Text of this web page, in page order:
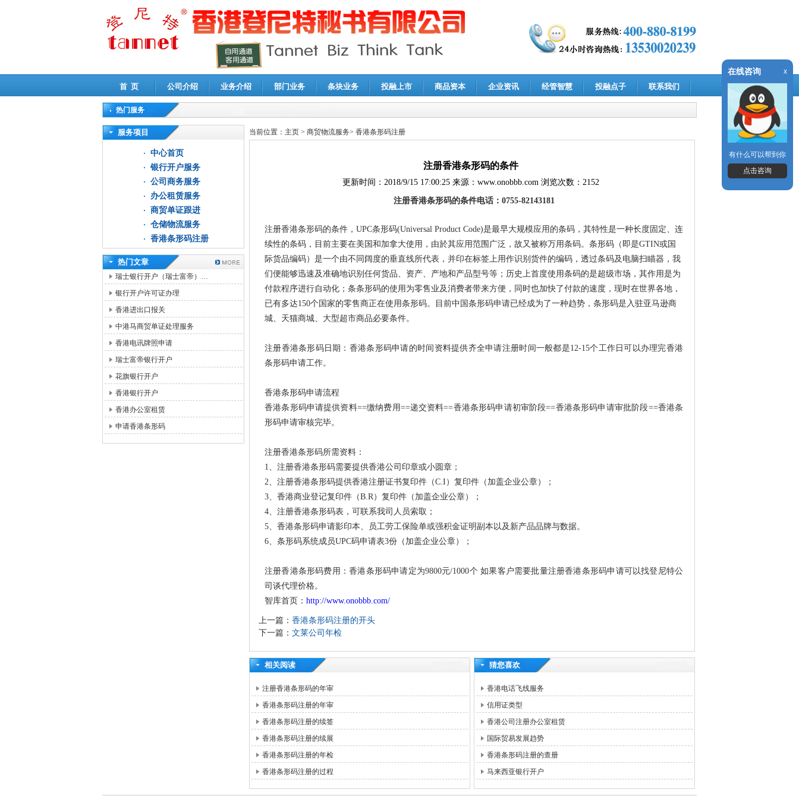
首 页 公司介绍 业务介绍 部门业务 条块业务 投融上市 商品资本 企业资讯 经管智慧 投融点子 联系我们
热门服务
高新技术企业认定审计|企业所得税汇算清缴申报鉴证
服务项目
中心首页
银行开户服务
公司商务服务
办公租赁服务
商贸单证跟进
仓储物流服务
香港条形码注册
热门文章
瑞士银行开户（瑞士富帝）…
银行开户许可证办理
香港进出口报关
中港马商贸单证处理服务
香港电讯牌照申请
瑞士富帝银行开户
花旗银行开户
香港银行开户
香港办公室租赁
申请香港条形码
当前位置： 主页 > 商贸物流服务> 香港条形码注册
注册香港条形码的条件
更新时间： 2018/9/15 17:00:25来源： www.onobbb.com浏览次数：2152
注册香港条形码的条件电话： 0755-82143181
注册香港条形码的条件，UPC条形码(Universal Product Code)是最早大规模应用的条码，其特性是一种长度固定、连
续性的条码，目前主要在美国和加拿大使用，由於其应用范围广泛，故又被称万用条码。条形码（即是GTIN或国
际货品编码）是一个由不同阔度的垂直线所代表，并印在标签上用作识别货件的编码，透过条码及电脑扫瞄器，我
们便能够迅速及准确地识别任何货品、资产、产地和产品型号等；历史上首度使用条码的是超级市场，其作用是为
付款程序进行自动化；条条形码的使用为零售业及消费者带来方便，同时也加快了付款的速度，现时在世界各地，
已有多达150个国家的零售商正在使用条形码。目前中国条形码申请已经成为了一种趋势，条形码是入驻亚马逊商
城、天猫商城、大型超市商品必要条件。
注册香港条形码日期：香港条形码申请的时间资料提供齐全申请注册时间一般都是12-15个工作日可以办理完香港
条形码申请工作。
香港条形码申请流程
香港条形码申请提供资料==缴纳费用==递交资料==香港条形码申请初审阶段==香港条形码申请审批阶段==香港条
形码申请审核完毕。
注册香港条形码所需资料：
1、注册香港条形码需要提供香港公司印章或小圆章；
2、注册香港条形码提供香港注册证书复印件（C.I）复印件（加盖企业公章）；
3、香港商业登记复印件（B.R）复印件（加盖企业公章）；
4、注册香港条形码表，可联系我司人员索取；
5、 香港条形码申请影印本、员工劳工保险单或强积金证明副本以及新产品品牌与数据。
6、 条形码系统成员UPC码申请表3份（加盖企业公章）；
注册香港条形码费用：香港条形码申请定为9800元/1000个 如果客户需要批量注册香港条形码申请可以找登尼特公
司谈代理价格。
智库首页： http://www.onobbb.com/
上一篇： 香港条形码注册的开头
下一篇： 文莱公司年检
相关阅读
注册香港条形码的年审
香港条形码注册的年审
香港条形码注册的续签
香港条形码注册的续展
香港条形码注册的年检
香港条形码注册的过程
猜您喜欢
香港电话飞线服务
信用证类型
香港公司注册办公室租赁
国际贸易发展趋势
香港条形码注册的查册
马来西亚银行开户
在线咨询 x
有什么可以帮到你
点击咨询